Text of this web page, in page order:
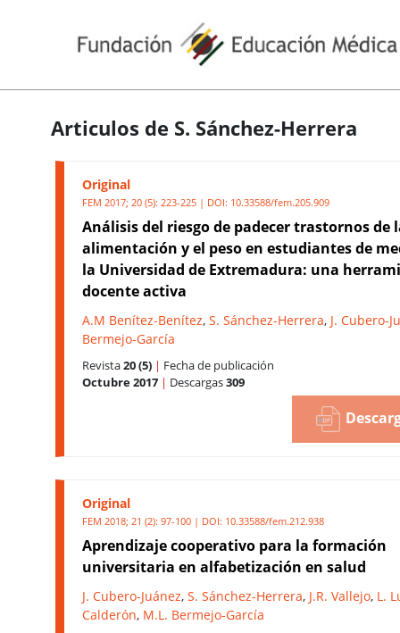
Articulos de S. Sánchez-Herrera
Original
FEM 2017; 20 (5): 223-225 | DOI: 10.33588/fem.205.909
Análisis del riesgo de padecer trastornos de
alimentación y el peso en estudiantes de
la Universidad de Extremadura: una
docente activa
A.M Benítez-Benítez, S. Sánchez-Herrera, J. Cubero-
Bermejo-García
Revista20 (5) | Fecha de publicación
Octubre 2017 | Descargas309
Original
FEM 2018; 21 (2): 97-100 | DOI: 10.33588/fem.212.938
Aprendizaje cooperativo para la formación
universitaria en alfabetización en salud
J. Cubero-Juánez, S. Sánchez-Herrera, J.R. Vallejo, L.
Calderón, M.L. Bermejo-García